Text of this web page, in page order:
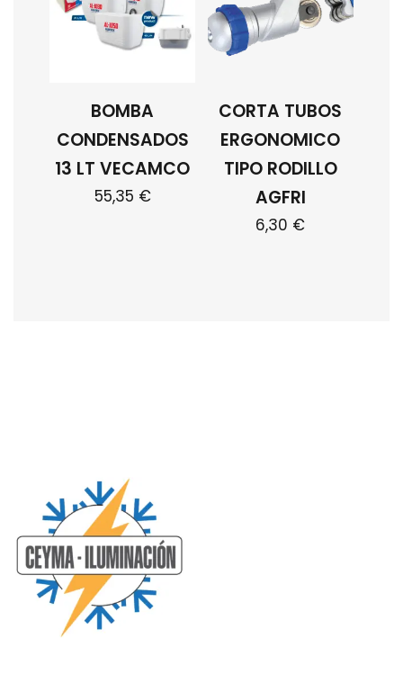
BOMBA
CONDENSADOS
13 LT VECAMCO
55,35 €
CORTA TUBOS
ERGONOMICO
TIPO RODILLO
AGFRI
6,30 €